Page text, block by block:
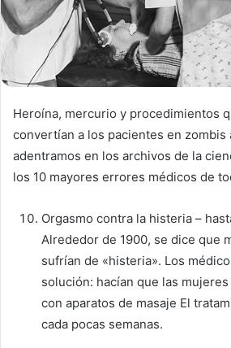
Heroína, mercurio y procedimientos
convertían a los pacientes en zombis
adentramos en los archivos de la
los 10 mayores errores médicos de
Orgasmo contra la histeria –
Alrededor de 1900, se dice que
sufrían de «histeria». Los
solución: hacían que las
con aparatos de masaje El
cada pocas semanas.